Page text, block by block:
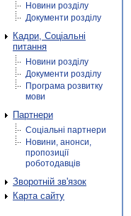
Новини розділу
Документи розділу
Кадри, Соціальні
питання
Новини розділу
Документи розділу
Програма розвитку
мови
Партнери
Соціальні партнери
Новини, анонси,
пропозиції
роботодавців
Зворотній зв'язок
Карта сайту